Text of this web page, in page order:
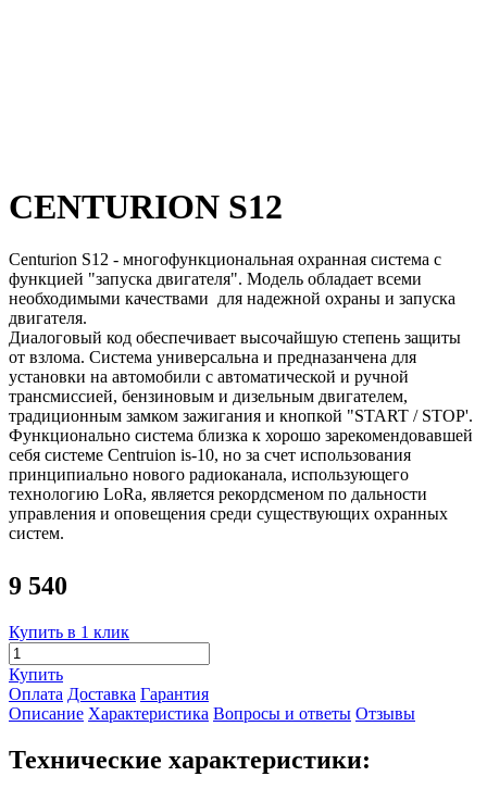
CENTURION S12
Centurion S12 - многофункциональная охранная система с
функцией "запуска двигателя". Модель обладает всеми
необходимыми качествами для надежной охраны и запуска
двигателя.
Диалоговый код обеспечивает высочайшую степень защиты
от взлома. Система универсальна и предназанчена для
установки на автомобили с автоматической и ручной
трансмиссией, бензиновым и дизельным двигателем,
традиционным замком зажигания и кнопкой "START / STOP'.
Функционально система близка к хорошо зарекомендовавшей
себя системе Centruion is-10, но за счет использования
принципиально нового радиоканала, использующего
технологию LoRa, является рекордсменом по дальноcти
управления и оповещения среди существующих охранных
систем.
9 540
Купить в 1 клик
Купить
Оплата Доставка Гарантия
Описание Характеристика Вопросы и ответы Отзывы
Технические характеристики: